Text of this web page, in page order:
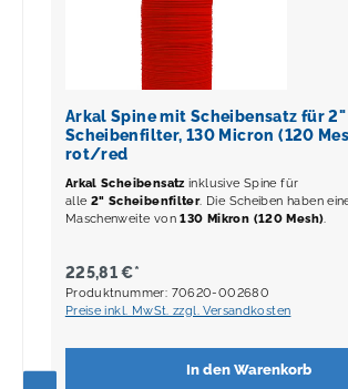
Arkal Spine mit Scheibensatz für 2"
Scheibenfilter, 130 Micron (120
rot/red
Arkal Scheibensatzinklusive Spine für
alle 2" Scheibenfilter. Die Scheiben haben
Maschenweite von130 Mikron (120 Mesh).
225,81 €*
Produktnummer: 70620-002680
Preise inkl. MwSt. zzgl. Versandkosten
In den Warenkorb